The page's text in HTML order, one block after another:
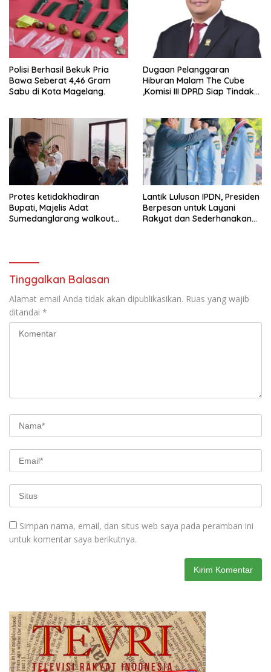
Polisi Berhasil Bekuk Pria
Bawa Seberat 4,46 Gram
Sabu di Kota Magelang.
Dugaan Pelanggaran
Hiburan Malam The Cube
,Komisi III DPRD Siap Tindak
Protes ketidakhadiran
Bupati, Majelis Adat
Sumedanglarang walkout
Lantik Lulusan IPDN, Presiden
Berpesan untuk Layani
Rakyat dan Sederhanakan
Tinggalkan Balasan
Alamat email Anda tidak akan dipublikasikan. Ruas yang wajib
ditandai *
Simpan nama, email, dan situs web saya pada peramban ini
untuk komentar saya berikutnya.